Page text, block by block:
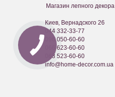
Магазин лепного декора
Киев, Вернадского 26
044 332-33-77
096 050-60-60
066 623-60-60
063 523-60-60
info@home-decor.com.ua